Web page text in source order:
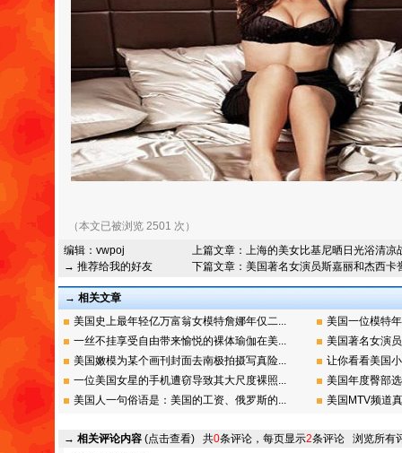
（本文已被浏览 2501 次）
编辑： vwpoj
→ 推荐给我的好友
上篇文章： 上海的美女比基尼晒日光浴清凉
下篇文章： 美国著名女演员斯嘉丽和杰西卡
→ 相关文章
美国史上最年轻亿万富翁女模特詹娜年仅二...
美国一位模特
一丝不挂享受自由带来愉悦的裸体瑜伽在美...
美国著名女演
美国嫩模为某个画刊封面去南极拍摄写真险...
让你看看美国
一位美国女星的手机遭窃导致其大尺度裸照...
美国年度臀部
美国人一句俗语是：美国的工资、俄罗斯的...
美国MTV频道
→ 相关评论内容 (点击查看) 共0条评论，每页显示2条评论 浏览所有